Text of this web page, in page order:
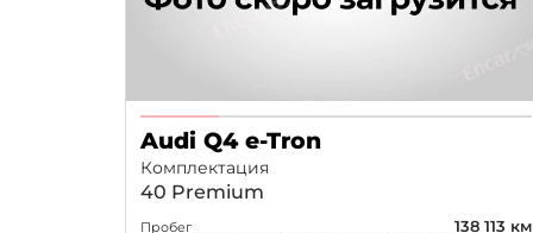
Porsche
Rolls-Royce
Smart
Suzuki
Audi Q4 e-Tron
Комплектация
40 Premium
Пробег 138 113 км